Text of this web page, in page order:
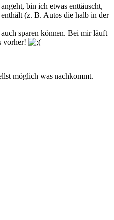
bin ich etwas enttäuscht,
(z. B. Autos die halb in der
sparen können. Bei mir läuft
vorher!
möglich was nachkommt.